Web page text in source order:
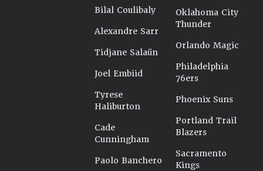
Bilal Coulibaly
Alexandre Sarr
Tidjane Salaün
Joel Embiid
Tyrese
Haliburton
Cade
Cunningham
Paolo Banchero
Oklahoma City
Thunder
Orlando Magic
Philadelphia
76ers
Phoenix Suns
Portland Trail
Blazers
Sacramento
Kings